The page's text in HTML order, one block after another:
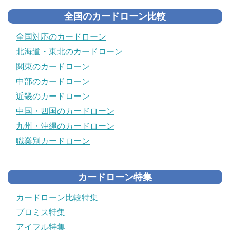
全国のカードローン比較
全国対応のカードローン
北海道・東北のカードローン
関東のカードローン
中部のカードローン
近畿のカードローン
中国・四国のカードローン
九州・沖縄のカードローン
職業別カードローン
カードローン特集
カードローン比較特集
プロミス特集
アイフル特集